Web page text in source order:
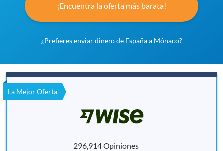
¡Encuentra la oferta más barata!
¿Prefieres enviar dinero de España a Mónaco?
La Mejor Oferta
296,914 Opiniones